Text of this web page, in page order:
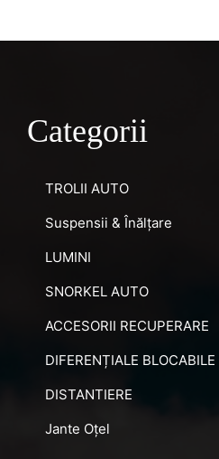
Categorii
TROLII AUTO
Suspensii & Înălțare
LUMINI
SNORKEL AUTO
ACCESORII RECUPERARE
DIFERENȚIALE BLOCABILE
DISTANTIERE
Jante Oțel